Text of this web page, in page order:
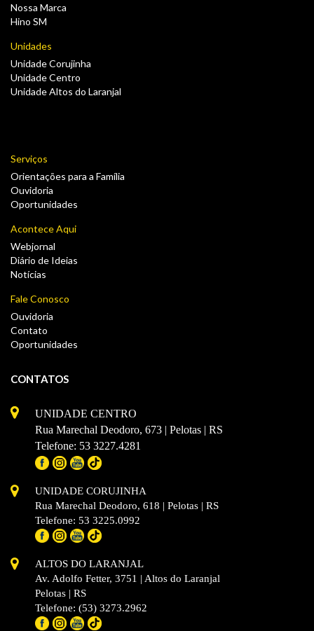
Nossa Marca
Hino SM
Unidades
Unidade Corujinha
Unidade Centro
Unidade Altos do Laranjal
Serviços
Orientações para a Família
Ouvidoria
Oportunidades
Acontece Aqui
Webjornal
Diário de Ideias
Notícias
Fale Conosco
Ouvidoria
Contato
Oportunidades
CONTATOS
UNIDADE CENTRO
Rua Marechal Deodoro, 673 | Pelotas | RS
Telefone: 53 3227.4281
UNIDADE CORUJINHA
Rua Marechal Deodoro, 618 | Pelotas | RS
Telefone: 53 3225.0992
ALTOS DO LARANJAL
Av. Adolfo Fetter, 3751 | Altos do Laranjal
Pelotas | RS
Telefone: (53) 3273.2962